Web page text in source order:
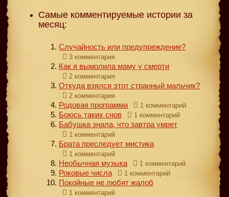
Самые комментируемые истории за
месяц:
Случайность или предупреждение?
3 комментария
Как я вымолила маму у смерти
2 комментария
Откуда взялся этот странный мальчик?
2 комментария
Родовая программа 1 комментарий
Боюсь таких снов 1 комментарий
Бабушка знала, что завтра умрет
1 комментарий
Брата преследует мистика
1 комментарий
Необычная музыка 1 комментарий
Роковые числа 1 комментарий
Покойные не любят жалоб
1 комментарий